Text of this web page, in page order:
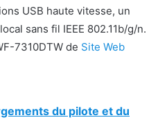
USB haute vitesse, un
sans fil IEEE 802.11b/g/n.
7310DTW de Site Web
du pilote et du